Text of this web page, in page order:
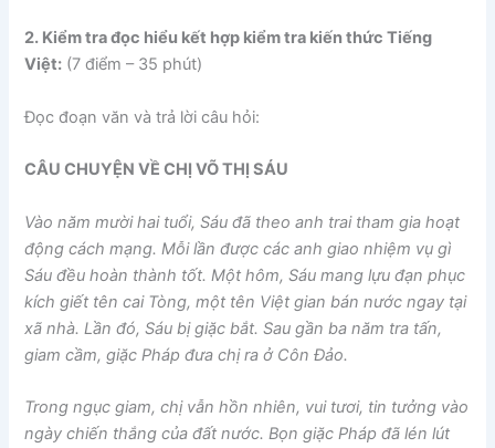
2. Kiểm tra đọc hiểu kết hợp kiểm tra kiến thức Tiếng
Việt: (7 điểm – 35 phút)
Đọc đoạn văn và trả lời câu hỏi:
CÂU CHUYỆN VỀ CHỊ VÕ THỊ SÁU
Vào năm mười hai tuổi, Sáu đã theo anh trai tham gia hoạt
động cách mạng. Mỗi lần được các anh giao nhiệm vụ gì
Sáu đều hoàn thành tốt. Một hôm, Sáu mang lựu đạn phục
kích giết tên cai Tòng, một tên Việt gian bán nước ngay tại
xã nhà. Lần đó, Sáu bị giặc bắt. Sau gần ba năm tra tấn,
giam cầm, giặc Pháp đưa chị ra ở Côn Đảo.
Trong ngục giam, chị vẫn hồn nhiên, vui tươi, tin tưởng vào
ngày chiến thắng của đất nước. Bọn giặc Pháp đã lén lút